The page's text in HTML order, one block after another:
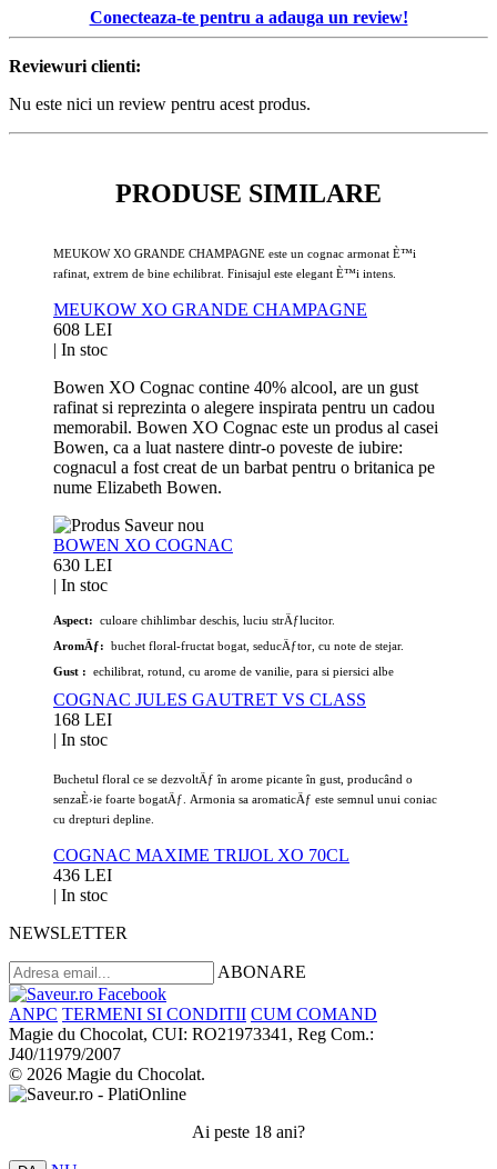
Conecteaza-te pentru a adauga un review!
Reviewuri clienti:
Nu este nici un review pentru acest produs.
PRODUSE SIMILARE
MEUKOW XO GRANDE CHAMPAGNE este un cognac armonat È™i
rafinat, extrem de bine echilibrat. Finisajul este elegant È™i intens.
MEUKOW XO GRANDE CHAMPAGNE
608 LEI
| In stoc
Bowen XO Cognac contine 40% alcool, are un gust
rafinat si reprezinta o alegere inspirata pentru un cadou
memorabil. Bowen XO Cognac este un produs al casei
Bowen, ca a luat nastere dintr-o poveste de iubire:
cognacul a fost creat de un barbat pentru o britanica pe
nume Elizabeth Bowen.
BOWEN XO COGNAC
630 LEI
| In stoc
Aspect: culoare chihlimbar deschis, luciu strÄƒlucitor.
AromÄƒ: buchet floral-fructat bogat, seducÄƒtor, cu note de stejar.
Gust : echilibrat, rotund, cu arome de vanilie, para si piersici albe
COGNAC JULES GAUTRET VS CLASS
168 LEI
| In stoc
Buchetul floral ce se dezvoltÄƒ în arome picante în gust, producând o
senzaÈ›ie foarte bogatÄƒ. Armonia sa aromaticÄƒ este semnul unui coniac
cu drepturi depline.
COGNAC MAXIME TRIJOL XO 70CL
436 LEI
| In stoc
NEWSLETTER
ABONARE
ANPC TERMENI SI CONDITII CUM COMAND
Magie du Chocolat, CUI: RO21973341, Reg Com.:
J40/11979/2007
© 2026 Magie du Chocolat.
Ai peste 18 ani?